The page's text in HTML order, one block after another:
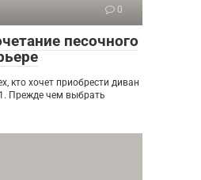
0
песочного
кто хочет приобрести диван
Прежде чем выбрать